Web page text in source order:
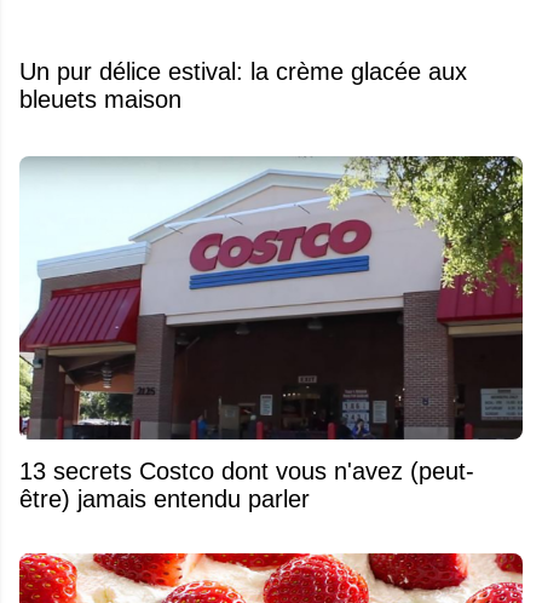
Un pur délice estival: la crème glacée aux
bleuets maison
13 secrets Costco dont vous n'avez (peut-
être) jamais entendu parler